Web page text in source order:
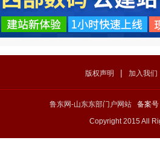
版权声明 | 加入我们
鲁东网-山东东部门户网站 备案
Copyright 2015 All